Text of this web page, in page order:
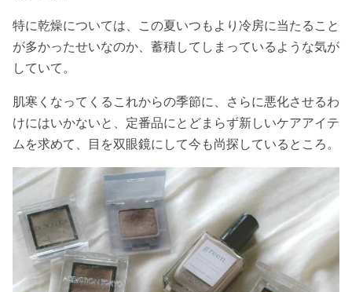
特に乾燥については、この夏いつもより冷房に当たること
が多かったせいなのか、蓄積してしまっているような気が
していて。
肌寒くなってくるこれからの季節に、さらに悪化させるわ
けにはいかないと、定番品にとどまらず新しいケアアイテ
ムを求めて、目を双眼鏡にして今も尚探しているところ。